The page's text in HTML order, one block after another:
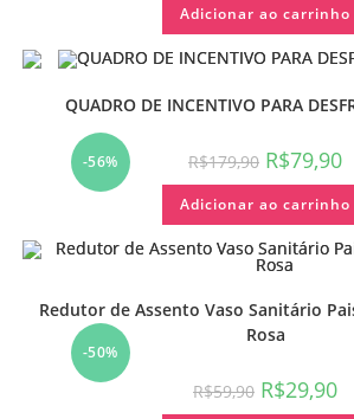
Adicionar ao carrinho
-56%
QUADRO DE INCENTIVO PARA
R$179,90 R$79,90
Adicionar ao carrinho
-50%
Redutor de Assento Vaso Sanitário
Rosa
R$59,90 R$29,90